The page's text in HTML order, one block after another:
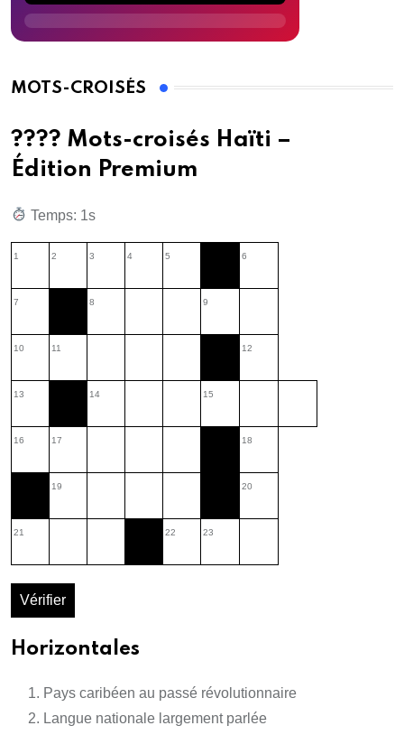
MOTS-CROISÉS
???? Mots-croisés Haïti –
Édition Premium
Temps: 2s
1 2 3 4 5 6
7 8 9
10 11 12
13 14 15
16 17 18
19 20
21 22 23
Vérifier
Horizontales
Pays caribéen au passé révolutionnaire
Langue nationale largement parlée